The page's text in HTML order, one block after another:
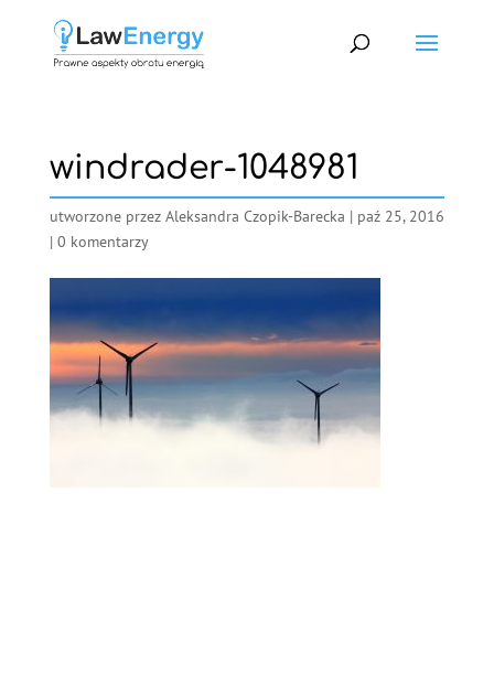
windrader-1048981
utworzone przez Aleksandra Czopik-Barecka | paź 25, 2016
| 0 komentarzy